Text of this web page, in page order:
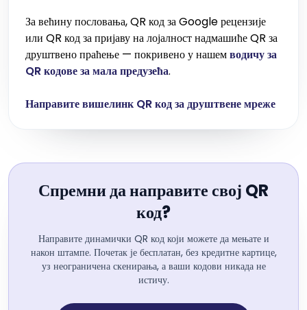
За већину пословања, QR код за Google рецензије
или QR код за пријаву на лојалност надмашиће QR за
друштвено праћење — покривено у нашемводичу за
QR кодове за мала предузећа.
Направите вишелинк QR код за друштвене мреже
Спремни да направите свој QR
код?
Направите динамички QR код који можете да мењате и
након штампе. Почетак је бесплатан, без кредитне картице,
уз неограничена скенирања, а ваши кодови никада не
истичу.